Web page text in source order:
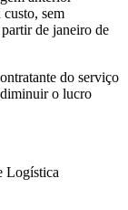
sem
de janeiro de
do serviço
o lucro
Logística